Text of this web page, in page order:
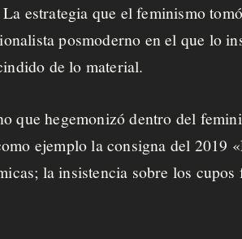
estrategia que el feminismo
posmoderno en el que lo
de lo material.
que hegemonizó dentro del
ejemplo la consigna del 2019
la insistencia sobre los